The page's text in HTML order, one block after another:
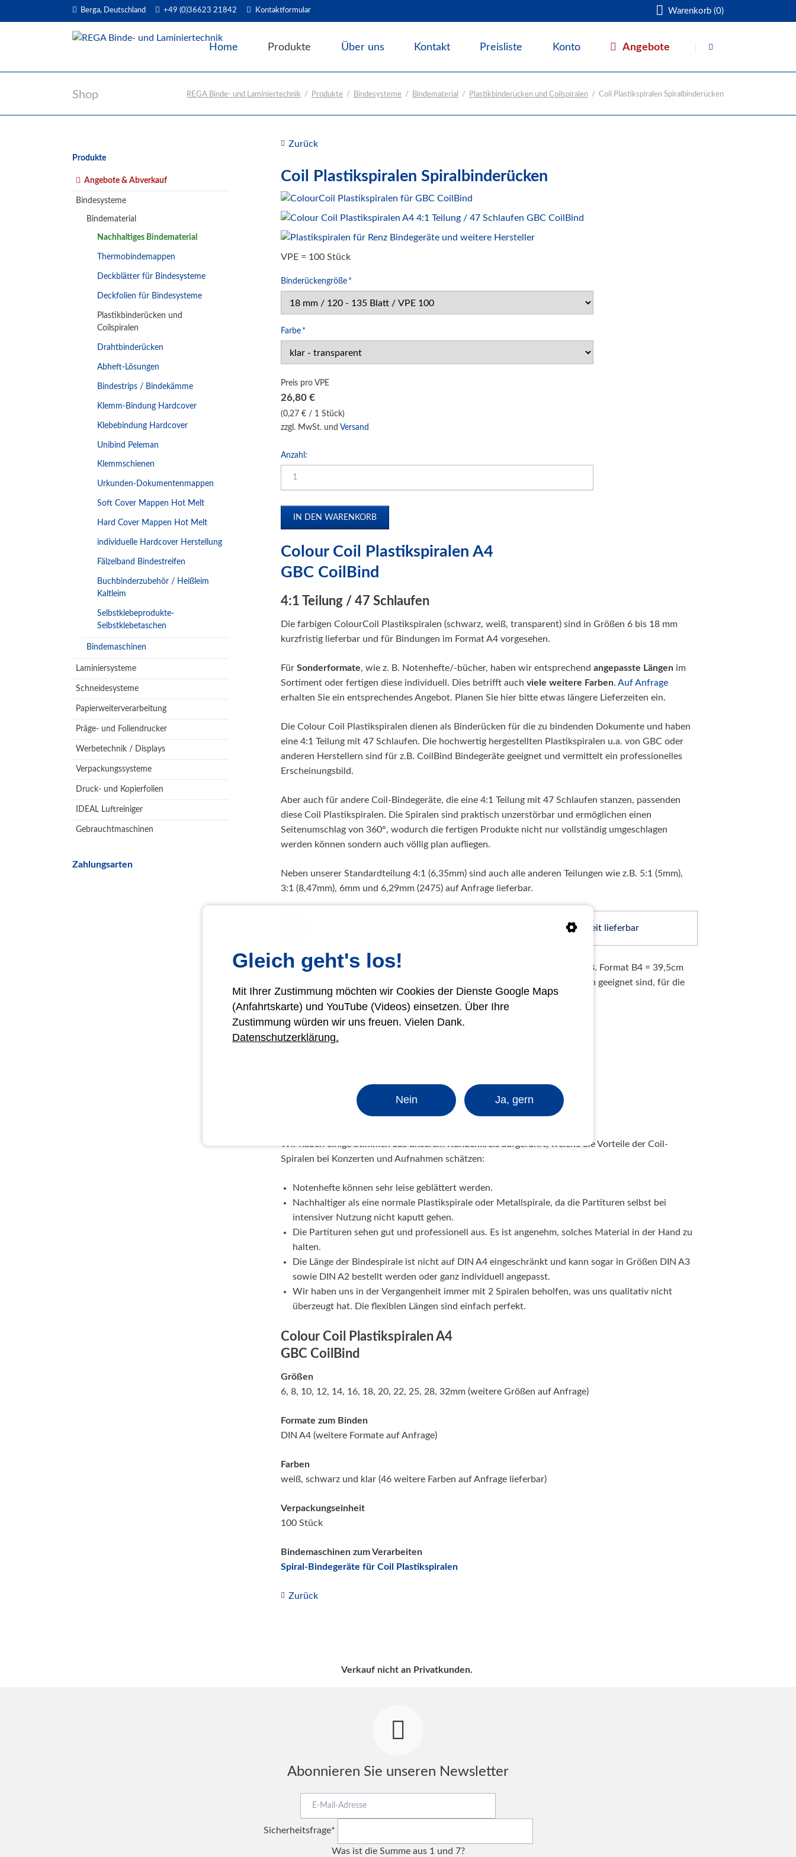
Berga, Deutschland +49 (0)36623 21842 Kontaktformular Warenkorb (0)
überspringen
Home Produkte
Bindesysteme
Bindematerial
Deckblätter für Bindesysteme
Deckfolien für Bindesysteme
Abheft-Lösungen
Klemm-Bindung Hardcover
Klebebindung Hardcover
Urkunden-Dokumentenmappen
individuelle Hardcover Herstellung
Fälzelband Bindestreifen
Selbstklebeprodukte-Selbstklebetaschen
Laminiersysteme
Verpackungssysteme
IDEAL Luftreiniger
Über uns Kontakt Preisliste Konto Angebote
Shop REGA Binde- und Laminiertechnik Produkte Bindesysteme Bindematerial Plastikbinderücken und Coilspiralen Coil Plastikspiralen Spiralbinderücken
Zurück
Coil Plastikspiralen Spiralbinderücken
VPE = 100 Stück
Pflichtfeld
Binderückengröße *
Pflichtfeld
Farbe *
Preis pro VPE
26,80 €
(0,27 € / 1 Stück)
zzgl. MwSt. und Versand
Anzahl:
Colour Coil Plastikspiralen A4
GBC CoilBind
4:1 Teilung / 47 Schlaufen
Die farbigen ColourCoil Plastikspiralen (schwarz, weiß, transparent) sind in Größen 6 bis 18 mm
kurzfristig lieferbar und für Bindungen im Format A4 vorgesehen.
Für Sonderformate, wie z. B. Notenhefte/-bücher, haben wir entsprechend angepasste Längen im
Sortiment oder fertigen diese individuell. Dies betrifft auch viele weitere Farben. Auf Anfrage
erhalten Sie ein entsprechendes Angebot. Planen Sie hier bitte etwas längere Lieferzeiten ein.
Die Colour Coil Plastikspiralen dienen als Binderücken für die zu bindenden Dokumente und haben
eine 4:1 Teilung mit 47 Schlaufen. Die hochwertig hergestellten Plastikspiralen u.a. von GBC oder
anderen Herstellern sind für z.B. CoilBind Bindegeräte geeignet und vermittelt ein professionelles
Erscheinungsbild.
Aber auch für andere Coil-Bindegeräte, die eine 4:1 Teilung mit 47 Schlaufen stanzen, passenden
diese Coil Plastikspiralen. Die Spiralen sind praktisch unzerstörbar und ermöglichen einen
Seitenumschlag von 360°, wodurch die fertigen Produkte nicht nur vollständig umgeschlagen
werden können sondern auch völlig plan aufliegen.
Neben unserer Standardteilung 4:1 (6,35mm) sind auch alle anderen Teilungen wie z.B. 5:1 (5mm),
3:1 (8,47mm), 6mm und 6,29mm (2475) auf Anfrage lieferbar.
Individuelle Längen und fast 50 Farben sind auf Anfrage jederzeit lieferbar
Wir liefern Ihnen auf Anfrage Coil Spiralen mit individuellen Längen (wie z.B. Format B4 = 39,5cm
oder DIN A3 = 45cm und viele weitere), die vor allem zum Binden von Noten geeignet sind, für die
einen Standard DIN A4 Spirale zu kurz wäre.
Notenheft
Partitur
Orchestral Score
Wir haben einige Stimmen aus unserem Kundenkreis aufgeführt, welche die Vorteile der Coil-
Spiralen bei Konzerten und Aufnahmen schätzen:
Notenhefte können sehr leise geblättert werden.
Nachhaltiger als eine normale Plastikspirale oder Metallspirale, da die Partituren selbst bei
intensiver Nutzung nicht kaputt gehen.
Die Partituren sehen gut und professionell aus. Es ist angenehm, solches Material in der Hand zu
halten.
Die Länge der Bindespirale ist nicht auf DIN A4 eingeschränkt und kann sogar in Größen DIN A3
sowie DIN A2 bestellt werden oder ganz individuell angepasst.
Wir haben uns in der Vergangenheit immer mit 2 Spiralen beholfen, was uns qualitativ nicht
überzeugt hat. Die flexiblen Längen sind einfach perfekt.
Colour Coil Plastikspiralen A4
GBC CoilBind
Größen
6, 8, 10, 12, 14, 16, 18, 20, 22, 25, 28, 32mm (weitere Größen auf Anfrage)
Formate zum Binden
DIN A4 (weitere Formate auf Anfrage)
Farben
weiß, schwarz und klar (46 weitere Farben auf Anfrage lieferbar)
Verpackungseinheit
100 Stück
Bindemaschinen zum Verarbeiten
Spiral-Bindegeräte für Coil Plastikspiralen
Zurück
Navigation
Produkte
Angebote & Abverkauf
Bindesysteme
Bindematerial
Nachhaltiges Bindematerial
Thermobindemappen
Deckblätter für Bindesysteme
Deckfolien für Bindesysteme
Plastikbinderücken und
Coilspiralen
Drahtbinderücken
Abheft-Lösungen
Bindestrips / Bindekämme
Klemm-Bindung Hardcover
Klebebindung Hardcover
Unibind Peleman
Klemmschienen
Urkunden-Dokumentenmappen
Soft Cover Mappen Hot Melt
Hard Cover Mappen Hot Melt
individuelle Hardcover Herstellung
Fälzelband Bindestreifen
Buchbinderzubehör / Heißleim
Kaltleim
Selbstklebeprodukte-
Selbstklebetaschen
Bindemaschinen
Laminiersysteme
Schneidesysteme
Papierweiterverarbeitung
Präge- und Foliendrucker
Werbetechnik / Displays
Verpackungssysteme
Druck- und Kopierfolien
IDEAL Luftreiniger
Gebrauchtmaschinen
Zahlungsarten
Verkauf nicht an Privatkunden.
Abonnieren Sie unseren Newsletter
Adresse
Pflichtfeld
Sicherheitsfrage*
Was ist die Summe aus 1 und 7?
Gleich geht's los!
Mit Ihrer Zustimmung möchten wir Cookies der Dienste Google Maps
(Anfahrtskarte) und YouTube (Videos) einsetzen. Über Ihre
Zustimmung würden wir uns freuen. Vielen Dank.
Datenschutzerklärung.
Nein Ja, gern